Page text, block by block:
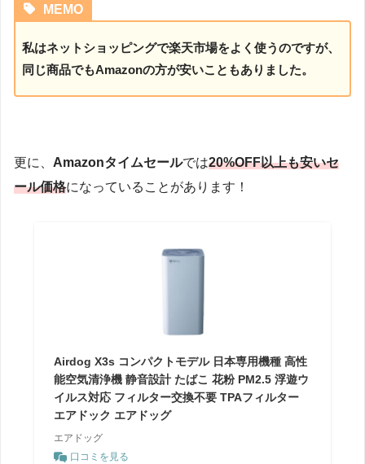
MEMO
私はネットショッピングで楽天市場をよく使うのですが、
同じ商品でもAmazonの方が安いこともありました。
更に、 Amazonタイムセールでは20%OFF以上も安いセ
ール価格になっていることがあります！
Airdog X3s コンパクトモデル 日本専用機種 高性
能空気清浄機 静音設計 たばこ 花粉 PM2.5 浮遊ウ
イルス対応 フィルター交換不要 TPAフィルター
エアドック エアドッグ
エアドッグ
口コミを見る